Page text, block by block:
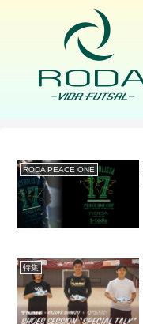
RODA PEACE ONE
特集